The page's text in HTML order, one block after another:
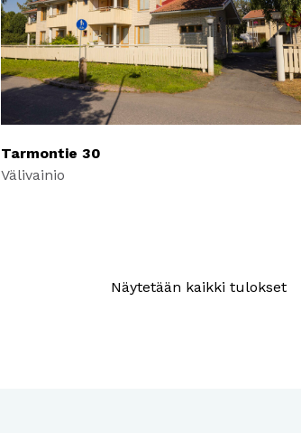
Tarmontie 30
Välivainio
Näytetään kaikki tulokset